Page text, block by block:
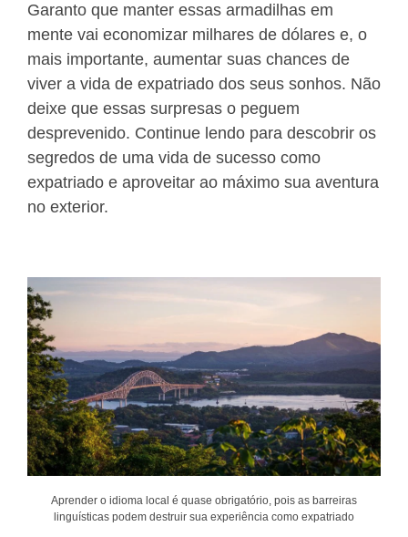
Garanto que manter essas armadilhas em
mente vai economizar milhares de dólares e, o
mais importante, aumentar suas chances de
viver a vida de expatriado dos seus sonhos. Não
deixe que essas surpresas o peguem
desprevenido. Continue lendo para descobrir os
segredos de uma vida de sucesso como
expatriado e aproveitar ao máximo sua aventura
no exterior.
Aprender o idioma local é quase obrigatório, pois as barreiras
linguísticas podem destruir sua experiência como expatriado